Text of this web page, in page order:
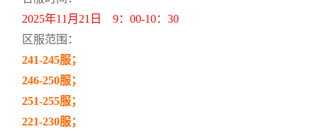
2025年11月21日 9：00-10：30
区服范围：
241-245服；
246-250服；
251-255服；
221-230服；